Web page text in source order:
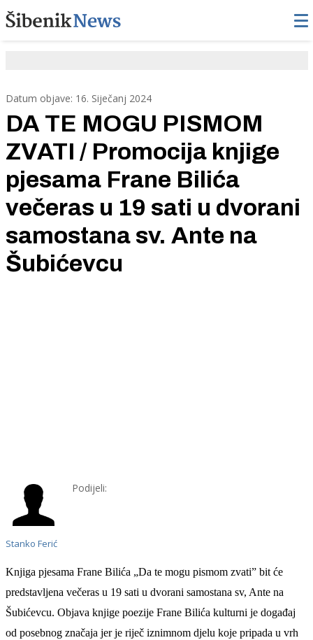
Datum objave: 16. Siječanj 2024
DA TE MOGU PISMOM
ZVATI / Promocija knjige
pjesama Frane Bilića
večeras u 19 sati u dvorani
samostana sv. Ante na
Šubićevcu
Stanko Ferić
Podijeli:
Knjiga pjesama Frane Bilića „Da te mogu pismom zvati” bit će
predstavljena večeras u 19 sati u dvorani samostana sv, Ante na
Šubićevcu. Objava knjige poezije Frane Bilića kulturni je događaj
od posebnog značaja jer je riječ iznimnom djelu koje pripada u vrh